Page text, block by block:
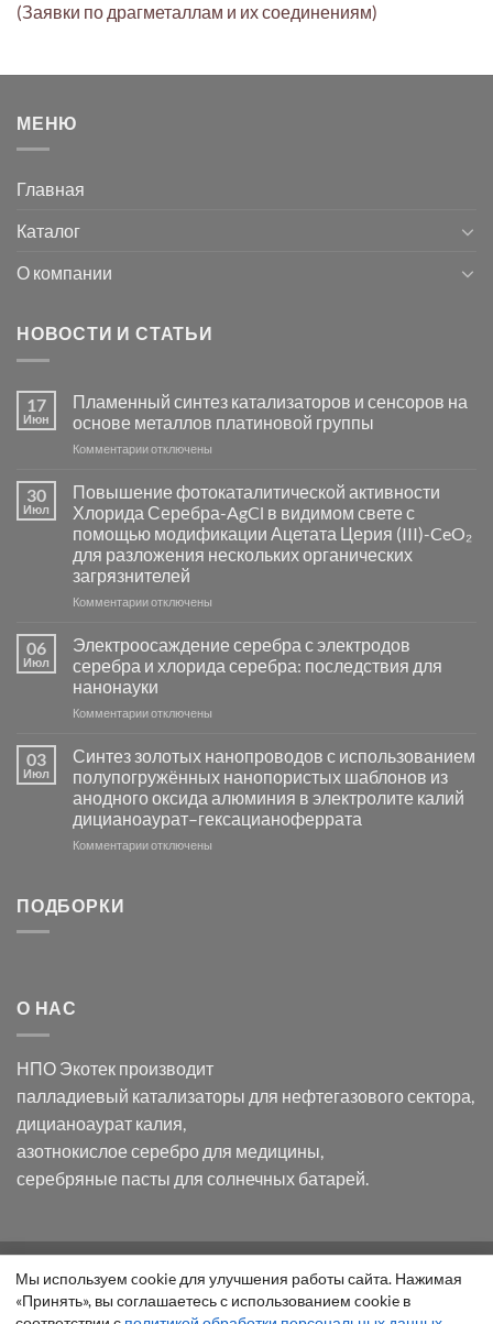
(Заявки по драгметаллам и их соединениям)
МЕНЮ
Главная
Каталог
О компании
НОВОСТИ И СТАТЬИ
17
Июн
Пламенный синтез катализаторов и сенсоров на
основе металлов платиновой группы
Комментариик
Пламенный
синтез
катализаторов
и
сенсоров
на
основе
группы
отключены
30
Июл
Повышение фотокаталитической активности
Хлорида Серебра-AgCl в видимом свете с
помощью модификации Ацетата Церия (III)-CeO₂
для разложения нескольких органических
загрязнителей
Комментариик
фотокаталитической
активности
Хлорида
Серебра-
в
видимом
свете
с
помощью
модификации
отключены
06
Июл
Электроосаждение серебра с электродов
серебра и хлорида серебра: последствия для
нанонауки
Комментариик
серебра
с
электродов
серебра
и
отключены
03
Июл
Синтез золотых нанопроводов с использованием
полупогружённых нанопористых шаблонов из
анодного оксида алюминия в электролите калий
дицианоаурат–гексацианоферрата
Комментариик
оксида
в
электролите
калий
дицианоаурат–
гексацианоферрата
отключены
ПОДБОРКИ
О НАС
НПО Экотек производит
палладиевый катализаторы для нефтегазового сектора,
дицианоаурат калия,
азотнокислое серебро для медицины,
серебряные пасты для солнечных батарей.
приведены как справочная информация и не являются
публичной офертой, определяемой положениями статьи 437
Уведомление
о
Мы используем cookie для улучшения работы сайта. Нажимая
«Принять», вы соглашаетесь с использованием cookie в